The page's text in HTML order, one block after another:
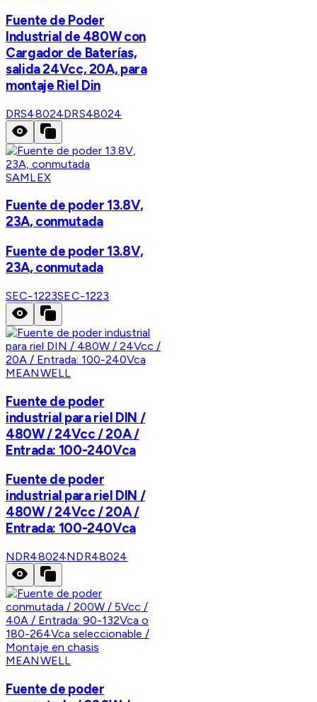
Fuente de Poder
Industrial de 480W con
Cargador de Baterías,
salida 24Vcc, 20A, para
montaje Riel Din
DRS48024DRS48024
SAMLEX
Fuente de poder 13.8V,
23A, conmutada
Fuente de poder 13.8V,
23A, conmutada
SEC-1223SEC-1223
MEANWELL
Fuente de poder
industrial para riel DIN /
480W / 24Vcc / 20A /
Entrada: 100-240Vca
Fuente de poder
industrial para riel DIN /
480W / 24Vcc / 20A /
Entrada: 100-240Vca
NDR48024NDR48024
MEANWELL
Fuente de poder